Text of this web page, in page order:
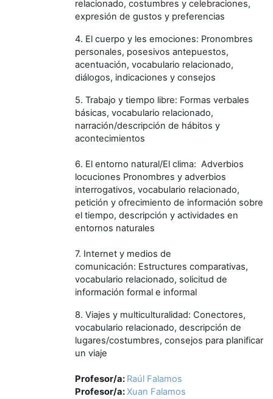
relacionado, costumbres y celebraciones,
expresión de gustos y preferencias
4. El cuerpo y les emociones: Pronombres
personales, posesivos antepuestos,
acentuación, vocabulario relacionado,
diálogos, indicaciones y consejos
5. Trabajo y tiempo libre: Formas verbales
básicas, vocabulario relacionado,
narración/descripción de hábitos y
acontecimientos
6. El entorno natural/El clima: Adverbios
locuciones Pronombres y adverbios
interrogativos, vocabulario relacionado,
petición y ofrecimiento de información sobre
el tiempo, descripción y actividades en
entornos naturales
7. Internet y medios de
comunicación: Estructures comparativas,
vocabulario relacionado, solicitud de
información formal e informal
8. Viajes y multiculturalidad: Conectores,
vocabulario relacionado, descripción de
lugares/costumbres, consejos para planificar
un viaje
Profesor/a: Raúl Falamos
Profesor/a:Xuan Falamos